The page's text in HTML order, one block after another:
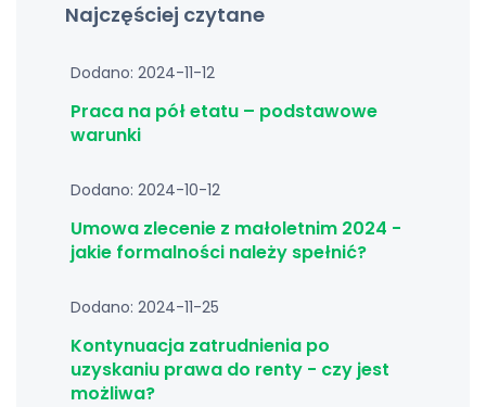
Najczęściej czytane
Dodano: 2024-11-12
Praca na pół etatu – podstawowe
warunki
Dodano: 2024-10-12
Umowa zlecenie z małoletnim 2024 -
jakie formalności należy spełnić?
Dodano: 2024-11-25
Kontynuacja zatrudnienia po
uzyskaniu prawa do renty - czy jest
możliwa?